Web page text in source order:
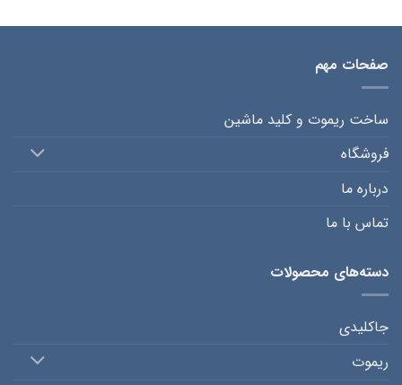
صفحات مهم
ساخت ریموت و کلید ماشین
فروشگاه
درباره ما
تماس با ما
دسته‌های محصولات
جاکلیدی
ریموت